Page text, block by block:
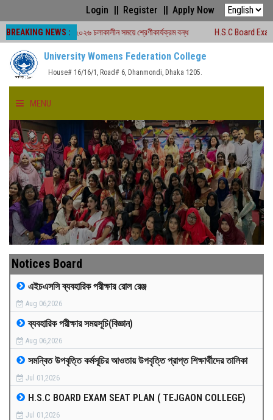
Login Register Apply Now
BREAKING NEWS :
পরীক্ষা -২০২৬ চলাকালীন সময়ে শ্রেণীকার্যক্রম বন্ধ H.S.C Board Exam Seat Plan (
University Womens Federation College
House# 16/16/1, Road# 6, Dhanmondi, Dhaka 1205.
MENU
HOME
ABOUT US
FACULTIES
ACADEMICS
GALLERY
MEDIA
PAYMENT
CO-CURRICULUM
RESULTS
Notices Board
এইচএসসি ব্যবহারিক পরীক্ষার রোল রেঞ্জ
Aug 06,2026
ব্যবহারিক পরীক্ষার সময়সূচি(বিজ্ঞান)
Aug 06,2026
সমন্বিত উপবৃত্তি কর্মসূচির আওতায় উপবৃত্তি প্রাপ্ত শিক্ষার্থীদের তালিকা
Jul 01,2026
H.S.C BOARD EXAM SEAT PLAN ( TEJGAON COLLEGE)
Jul 01,2026